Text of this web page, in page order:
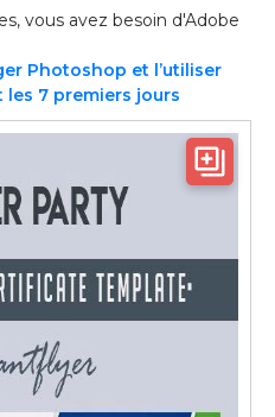
vous avez besoin d'Adobe
Photoshop et l’utiliser
7 premiers jours